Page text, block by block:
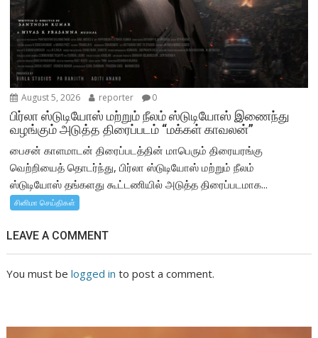
August 5, 2026 reporter 0
பிர்லா ஸ்டுடியோஸ் மற்றும் நீலம் ஸ்டுடியோஸ் இணைந்து
வழங்கும் அடுத்த திரைப்படம் “மக்கள் காவலன்”
பைசன் காளமாடன் திரைப்படத்தின் மாபெரும் திரையரங்கு
வெற்றியைத் தொடர்ந்து, பிர்லா ஸ்டுடியோஸ் மற்றும் நீலம்
ஸ்டுடியோஸ் தங்களது கூட்டணியில் அடுத்த திரைப்படமாக...
சினிமா செய்திகள்
LEAVE A COMMENT
You must belogged in to post a comment.